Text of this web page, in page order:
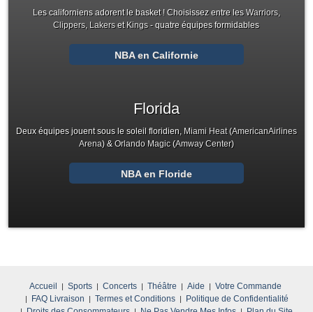
Les californiens adorent le basket ! Choisissez entre lesWarriors,
Clippers, Lakerset Kings- quatre équipes formidables
NBA en Californie
Florida
Deux équipes jouent sous le soleil floridien, Miami Heat(AmericanAirlines
Arena) & Orlando Magic(Amway Center)
NBA en Floride
Accueil Sports Concerts Théâtre Aide
Votre Commande
FAQ Livraison
Termes et Conditions
Politique de Confidentialité